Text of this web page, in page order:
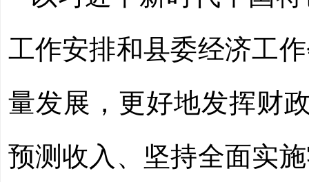
工作安排和县委经济工
量发展，更好地发挥财
预测收入、坚持全面实